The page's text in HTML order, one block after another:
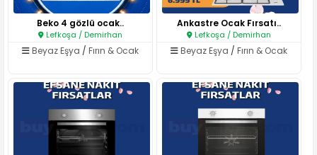
Beko 4 gözlü ocak..
Lefkoşa / Demirhan
Beyaz Eşya / Fırın & Ocak
Ankastre Ocak Fırsatı..
Lefkoşa / Demirhan
Beyaz Eşya /Fırın & Ocak